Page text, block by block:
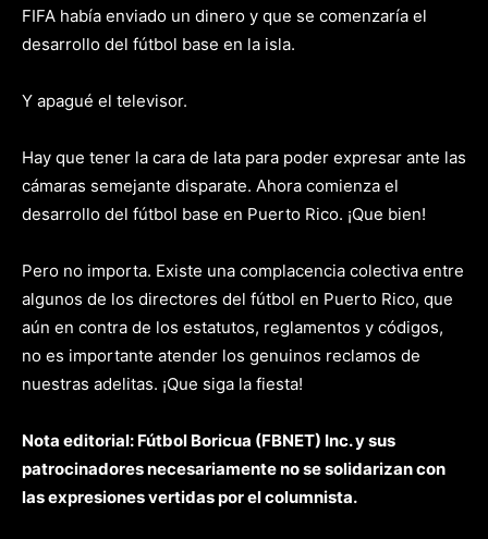
FIFA había enviado un dinero y que se comenzaría el
desarrollo del fútbol base en la isla.
Y apagué el televisor.
Hay que tener la cara de lata para poder expresar ante las
cámaras semejante disparate. Ahora comienza el
desarrollo del fútbol base en Puerto Rico. ¡Que bien!
Pero no importa. Existe una complacencia colectiva entre
algunos de los directores del fútbol en Puerto Rico, que
aún en contra de los estatutos, reglamentos y códigos,
no es importante atender los genuinos reclamos de
nuestras adelitas. ¡Que siga la fiesta!
Nota editorial: Fútbol Boricua (FBNET) Inc. y sus
patrocinadores necesariamente no se solidarizan con
las expresiones vertidas por el columnista.